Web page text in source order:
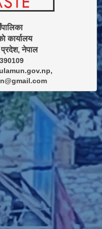
कार्यालय